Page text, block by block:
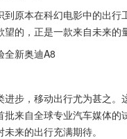
到原本在科幻电影中的出
望的，正是一款来自未来
全新奥迪A8
进步，移动出行尤为甚之
批来自全球专业汽车媒体
来的出行充满期待。